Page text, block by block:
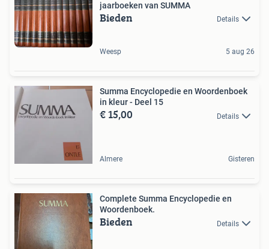
jaarboeken van SUMMA
Bieden Details
Weesp 5 aug 26
Summa Encyclopedie en Woordenboek
in kleur - Deel 15
€ 15,00 Details
Almere Gisteren
Complete Summa Encyclopedie en
Woordenboek.
Bieden Details